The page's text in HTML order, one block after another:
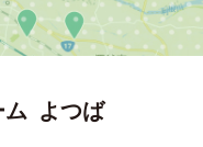
ム よつば